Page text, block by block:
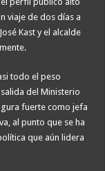
viaje de dos días a
Kast y el alcalde
todo el peso
del Ministerio
fuerte como jefa
al punto que se ha
que aún lidera